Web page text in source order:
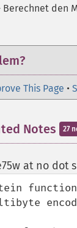
Berechnet den
This Page •
Notes 27
at no dot